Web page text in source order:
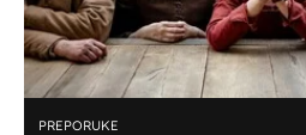
PREPORUKE